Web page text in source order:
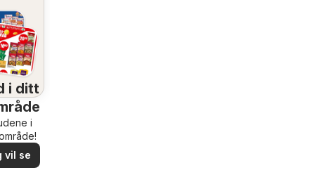
i ditt
i
vil se